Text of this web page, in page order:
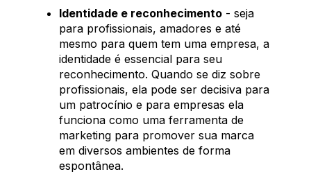
Identidade e reconhecimento - seja
para profissionais, amadores e até
mesmo para quem tem uma empresa, a
identidade é essencial para seu
reconhecimento. Quando se diz sobre
profissionais, ela pode ser decisiva para
um patrocínio e para empresas ela
funciona como uma ferramenta de
marketing para promover sua marca
em diversos ambientes de forma
espontânea.